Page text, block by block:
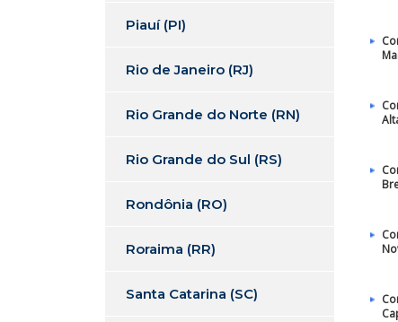
Piauí (PI)
Rio de Janeiro (RJ)
Rio Grande do Norte (RN)
Rio Grande do Sul (RS)
Rondônia (RO)
Roraima (RR)
Santa Catarina (SC)